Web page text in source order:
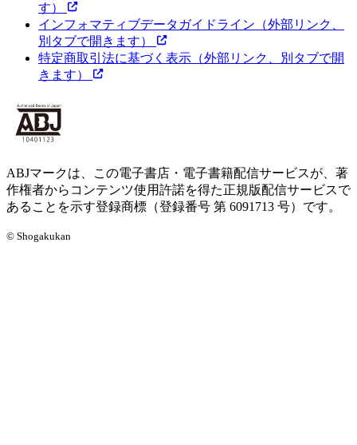
す）
インフォマティブデータガイドライン （外部リンク、
別タブで開きます）
特定商取引法に基づく表示 （外部リンク、別タブで開
きます）
ABJマークは、この電子書店・電子書籍配信サービスが、著
作権者からコンテンツ使用許諾を得た正規版配信サービスで
あることを示す登録商標（登録番号 第 6091713 号）です。
© Shogakukan